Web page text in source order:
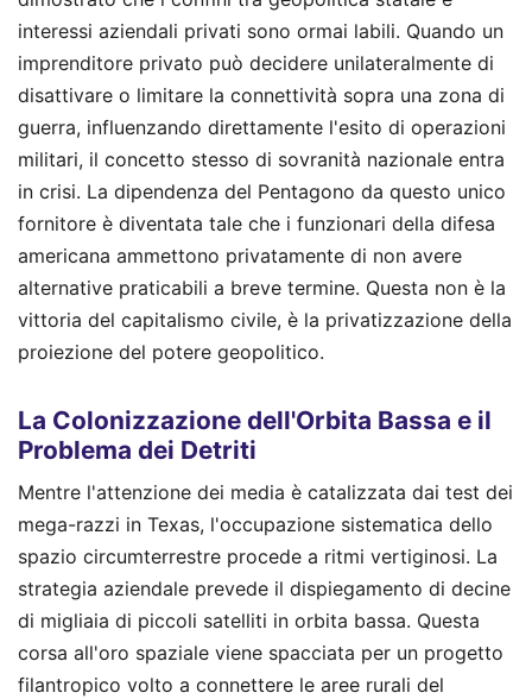
interessi aziendali privati sono ormai labili. Quando un
imprenditore privato può decidere unilateralmente di
disattivare o limitare la connettività sopra una zona di
guerra, influenzando direttamente l'esito di operazioni
militari, il concetto stesso di sovranità nazionale entra
in crisi. La dipendenza del Pentagono da questo unico
fornitore è diventata tale che i funzionari della difesa
americana ammettono privatamente di non avere
alternative praticabili a breve termine. Questa non è la
vittoria del capitalismo civile, è la privatizzazione della
proiezione del potere geopolitico.
La Colonizzazione dell'Orbita Bassa e il
Problema dei Detriti
Mentre l'attenzione dei media è catalizzata dai test dei
mega-razzi in Texas, l'occupazione sistematica dello
spazio circumterrestre procede a ritmi vertiginosi. La
strategia aziendale prevede il dispiegamento di decine
di migliaia di piccoli satelliti in orbita bassa. Questa
corsa all'oro spaziale viene spacciata per un progetto
filantropico volto a connettere le aree rurali del